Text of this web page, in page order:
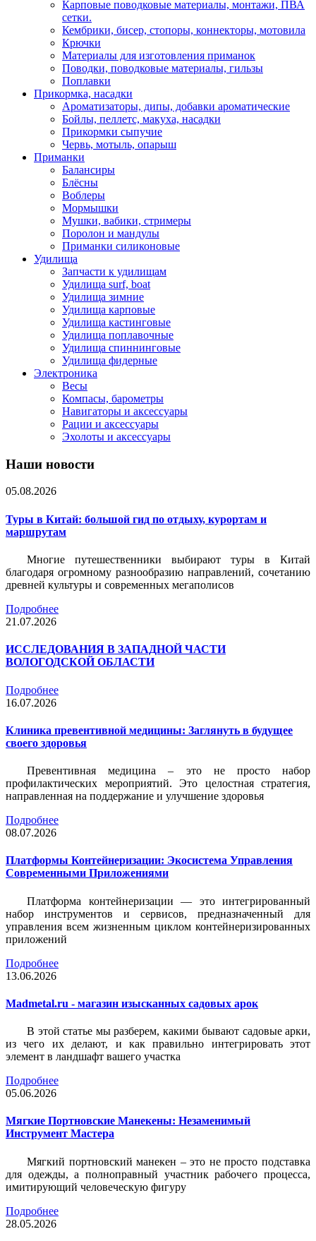
Карповые поводковые материалы, монтажи, ПВА
сетки.
Кембрики, бисер, стопоры, коннекторы, мотовила
Крючки
Материалы для изготовления приманок
Поводки, поводковые материалы, гильзы
Поплавки
Прикормка, насадки
Ароматизаторы, дипы, добавки ароматические
Бойлы, пеллетс, макуха, насадки
Прикормки сыпучие
Червь, мотыль, опарыш
Приманки
Балансиры
Блёсны
Воблеры
Мормышки
Мушки, вабики, стримеры
Поролон и мандулы
Приманки силиконовые
Удилища
Запчасти к удилищам
Удилища surf, boat
Удилища зимние
Удилища карповые
Удилища кастинговые
Удилища поплавочные
Удилища спиннинговые
Удилища фидерные
Электроника
Весы
Компасы, барометры
Навигаторы и аксессуары
Рации и аксессуары
Эхолоты и аксессуары
Наши новости
05.08.2026
Туры в Китай: большой гид по отдыху, курортам и
маршрутам
Многие путешественники выбирают туры в Китай
благодаря огромному разнообразию направлений, сочетанию
древней культуры и современных мегаполисов
Подробнее
21.07.2026
ИССЛЕДОВАНИЯ В ЗАПАДНОЙ ЧАСТИ
ВОЛОГОДСКОЙ ОБЛАСТИ
Подробнее
16.07.2026
Клиника превентивной медицины: Заглянуть в будущее
своего здоровья
Превентивная медицина – это не просто набор
профилактических мероприятий. Это целостная стратегия,
направленная на поддержание и улучшение здоровья
Подробнее
08.07.2026
Платформы Контейнеризации: Экосистема Управления
Современными Приложениями
Платформа контейнеризации — это интегрированный
набор инструментов и сервисов, предназначенный для
управления всем жизненным циклом контейнеризированных
приложений
Подробнее
13.06.2026
Madmetal.ru - магазин изысканных садовых арок
В этой статье мы разберем, какими бывают садовые арки,
из чего их делают, и как правильно интегрировать этот
элемент в ландшафт вашего участка
Подробнее
05.06.2026
Мягкие Портновские Манекены: Незаменимый
Инструмент Мастера
Мягкий портновский манекен – это не просто подставка
для одежды, а полноправный участник рабочего процесса,
имитирующий человеческую фигуру
Подробнее
28.05.2026